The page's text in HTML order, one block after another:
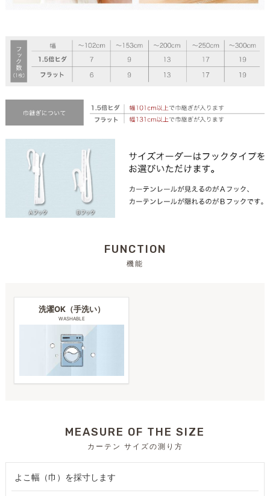
FUNCTION
機能
洗濯OK（手洗い）
WASHABLE
MEASURE OF THE SIZE
カーテン サイズの測り方
よこ幅（巾）を採寸します